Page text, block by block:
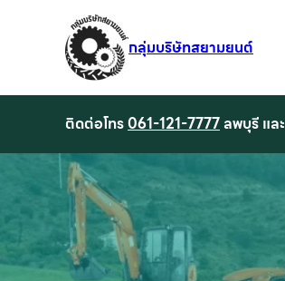
กลุ่มบริษัทสยามยนต์
ติดต่อโทร061-121-7777 ลพบุรี และ